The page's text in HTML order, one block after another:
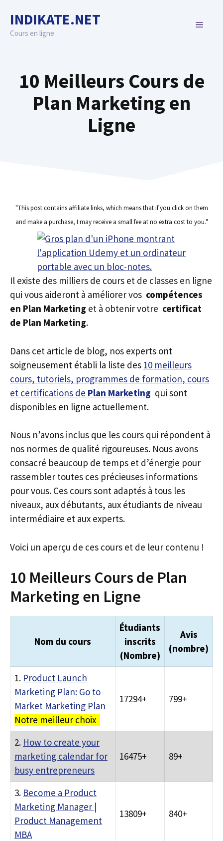
content
INDIKATE.NET
Cours en ligne
MENU
10 Meilleurs Cours de
Plan Marketing en
Ligne
"This post contains affiliate links, which means that if you click on them
and make a purchase, I may receive a small fee at no extra cost to you."
Il existe des milliers de cours et de classes en ligne
qui vous aideront à améliorer vos compétences
en Plan Marketing et à obtenir votre certificat
de Plan Marketing.
Dans cet article de blog, nos experts ont
soigneusement établi la liste des 10 meilleurs
cours, tutoriels, programmes de formation, cours
et certifications de Plan Marketing qui sont
disponibles en ligne actuellement.
Nous n’avons inclus que les cours qui répondent à
nos normes de qualité rigoureuses. Nous avons
consacré beaucoup de temps et d’énergie pour
rassembler toutes ces précieuses informations
pour vous. Ces cours sont adaptés à tous les
niveaux, aux débutants, aux étudiants de niveau
intermédiaire et aux experts.
Voici un aperçu de ces cours et de leur contenu !
10 Meilleurs Cours de Plan
Marketing en Ligne
Nom du cours
Étudiants
inscrits
(Nombre)
Avis
(nombre)
1. Product Launch
Marketing Plan: Go to
Market Marketing Plan
Notre meilleur choix
17294+ 799+
2. How to create your
marketing calendar for
busy entrepreneurs
16475+ 89+
3. Become a Product
Marketing Manager |
Product Management
MBA
13809+ 840+